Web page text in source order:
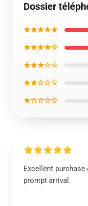
Dossier
★★★★★
★★★★☆
★★★☆☆
★★☆☆☆
★☆☆☆☆
Excellent purchase
prompt arrival.